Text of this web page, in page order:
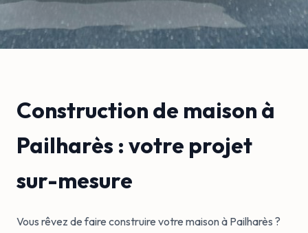
Construction de maison à
Pailharès : votre projet
sur-mesure
Vous rêvez de faire construire votre maison à Pailharès ?